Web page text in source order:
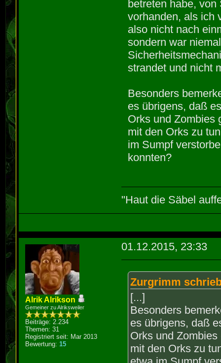
betreten habe,
vorhanden, als ich
also nicht nach
sondern war
strandet und nicht
Besonders
es übrigens, daß
Orks und Zombies
mit den Orks zu
im Sumpf
konnten?
"Haut die Säbel
Alrik Alrikson
Gemeiner zu Alriksweiler
Beiträge: 2.234
Themen: 31
Registriert seit: Mar 2013
Bewertung:15
01.12.2015, 23:33
Zurgrimm
[...]
Besonders
es übrigens, daß
Orks und
mit den Orks zu